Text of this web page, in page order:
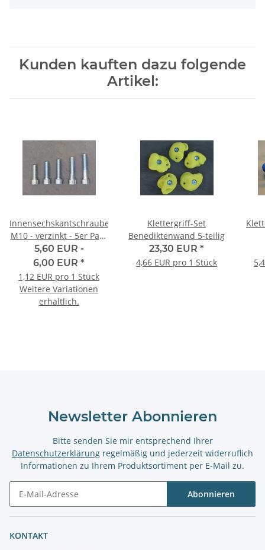
Kunden kauften dazu folgende
Artikel:
Innensechskantschraube
M10 - verzinkt - 5er Pack
- verschiedene Längen
5,60 EUR -
6,00 EUR *
1,12 EUR pro 1 Stück
Weitere Variationen
erhältlich.
Klettergriff-Set
Benediktenwand 5-teilig
23,30 EUR *
4,66 EUR pro 1 Stück
Newsletter Abonnieren
Bitte senden Sie mir entsprechend Ihrer
Datenschutzerklärung regelmäßig und jederzeit widerruflich
Informationen zu Ihrem Produktsortiment per E-Mail zu.
Abonnieren
KONTAKT